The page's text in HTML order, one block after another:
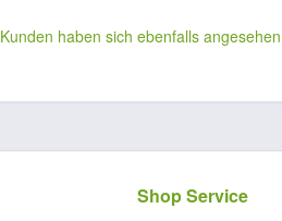
Kunden haben sich ebenfalls angesehen
Shop Service